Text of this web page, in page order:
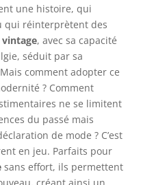
une histoire, qui
qui réinterprètent des
vintage, avec sa capacité
séduit par sa
comment adopter ce
? Comment
ne se limitent
du passé mais
de mode ? C’est
en jeu. Parfaits pour
sans effort, ils permettent
créant ainsi un